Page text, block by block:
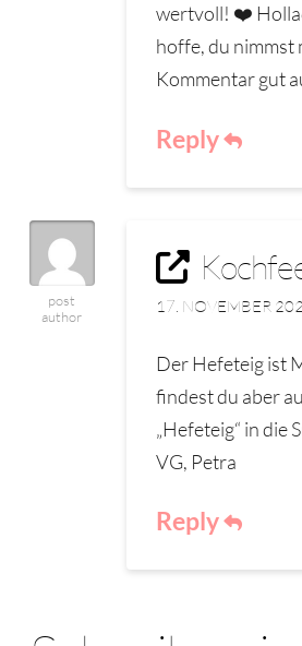
wertvoll! ❤️
hoffe, du nimmst
Kommentar gut
Reply
post
author
17. NOVEMBER
Der Hefeteig ist
findest du aber
„Hefeteig“ in die
VG, Petra
Reply